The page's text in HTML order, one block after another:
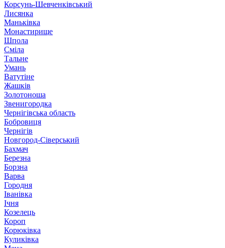
Корсунь-Шевченківський
Лисянка
Маньківка
Монастирище
Шпола
Сміла
Тальне
Умань
Ватутіне
Жашків
Золотоноша
Звенигородка
Чернігівська область
Бобровиця
Чернігів
Новгород-Сіверський
Бахмач
Березна
Борзна
Варва
Городня
Іванівка
Ічня
Козелець
Короп
Корюківка
Куликівка